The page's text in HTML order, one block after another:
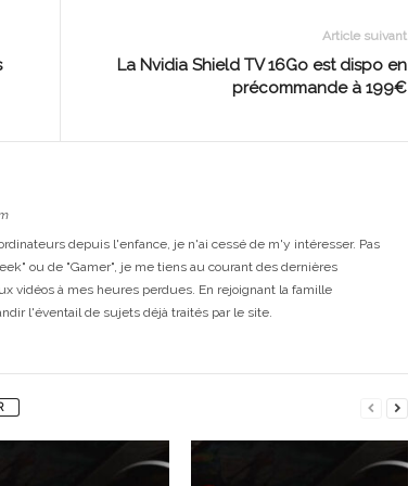
Article suivant
La Nvidia Shield TV 16Go est dispo en
précommande à 199€
depuis l'enfance, je n'ai cessé de m'y intéresser. Pas
ou de "Gamer", je me tiens au courant des dernières
vidéos à mes heures perdues. En rejoignant la famille
l'éventail de sujets déjà traités par le site.